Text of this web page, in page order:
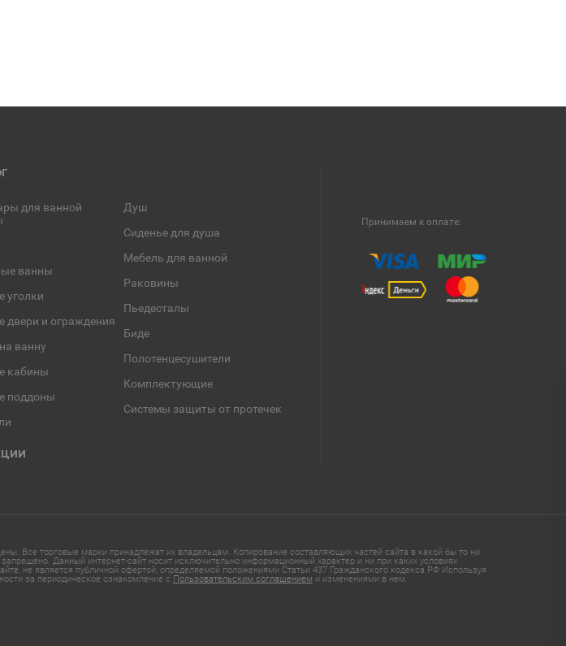
для ванной
ванны
уголки
двери и ограждения
ванну
кабины
поддоны
Душ
Сиденье для душа
Мебель для ванной
Раковины
Пьедесталы
Биде
Полотенцесушители
Комплектующие
Системы защиты от протечек
Принимаем к оплате:
Все торговые марки принадлежат их владельцам. Копирование составляющих частей сайта в какой бы то ни
Данный интернет-сайт носит исключительно информационный характер и ни при каких условиях
не является публичной офертой, определяемой положениями Статьи 437 Гражданского кодекса РФ Используя
за периодическое ознакомление с Пользовательским соглашением и изменениями в нем.